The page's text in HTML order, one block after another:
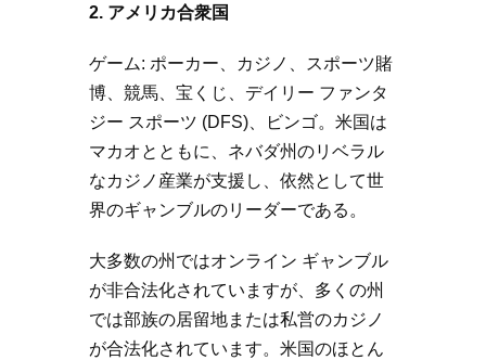
2. アメリカ合衆国
ゲーム: ポーカー、カジノ、スポーツ賭
博、競馬、宝くじ、デイリー ファンタ
ジー スポーツ (DFS)、ビンゴ。米国は
マカオとともに、ネバダ州のリベラル
なカジノ産業が支援し、依然として世
界のギャンブルのリーダーである。
大多数の州ではオンライン ギャンブル
が非合法化されていますが、多くの州
では部族の居留地または私営のカジノ
が合法化されています。米国のほとん